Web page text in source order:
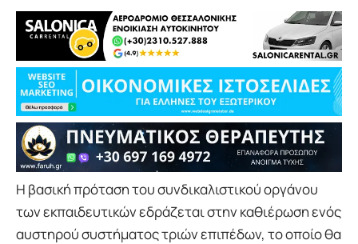
Η βασική πρόταση του συνδικαλιστικού οργάνου
των εκπαιδευτικών εδράζεται στην καθιέρωση ενός
αυστηρού συστήματος τριών επιπέδων, το οποίο θα